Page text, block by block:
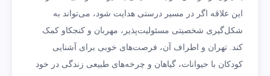
این علاقه اگر در مسیر درستی هدایت شود، می‌تواند به
شکل‌گیری شخصیتی مسئولیت‌پذیر، مهربان و کنجکاو کمک
کند. تهران و اطراف آن، فرصت‌های خوبی برای آشنایی
کودکان با حیوانات، گیاهان و چرخه‌های طبیعی زندگی در خود